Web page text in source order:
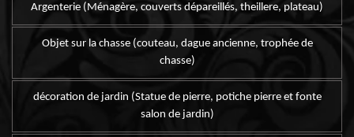
Argenterie (Ménagère, couverts dépareillés, theillere, plateau)
Objet sur la chasse (couteau, dague ancienne, trophée de
chasse)
décoration de jardin (Statue de pierre, potiche pierre et fonte
salon de jardin)